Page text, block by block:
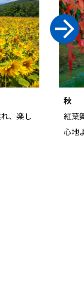
、楽し
秋
紅葉
心地